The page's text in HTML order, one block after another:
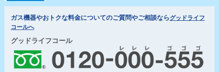
ガス機器やおトクな料金についてのご質問やご相談ならグッドライフ
コールへ
グッドライフコール